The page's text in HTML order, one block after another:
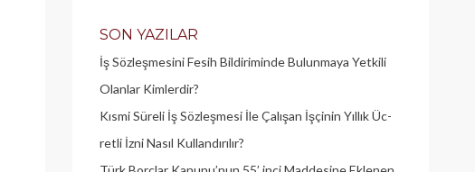
SON YAZILAR
İş Sözleşmesini Fesih Bildiriminde Bulunmaya Yetkili
Olanlar Kimlerdir?
Kısmi Süreli İş Sözleşmesi İle Çalışan İşçinin Yıllık Üc­
retli İzni Nasıl Kullandırılır?